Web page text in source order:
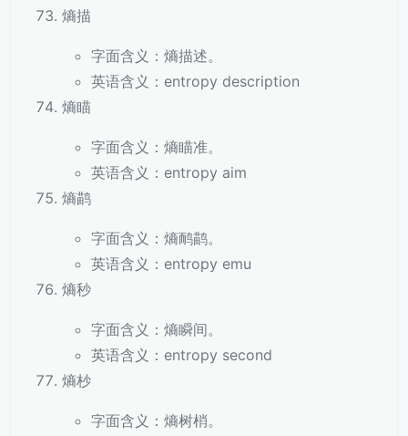
熵描
字面含义：熵描述。
英语含义：entropy description
熵瞄
字面含义：熵瞄准。
英语含义：entropy aim
熵鹋
字面含义：熵鸸鹋。
英语含义：entropy emu
熵秒
字面含义：熵瞬间。
英语含义：entropy second
熵杪
字面含义：熵树梢。